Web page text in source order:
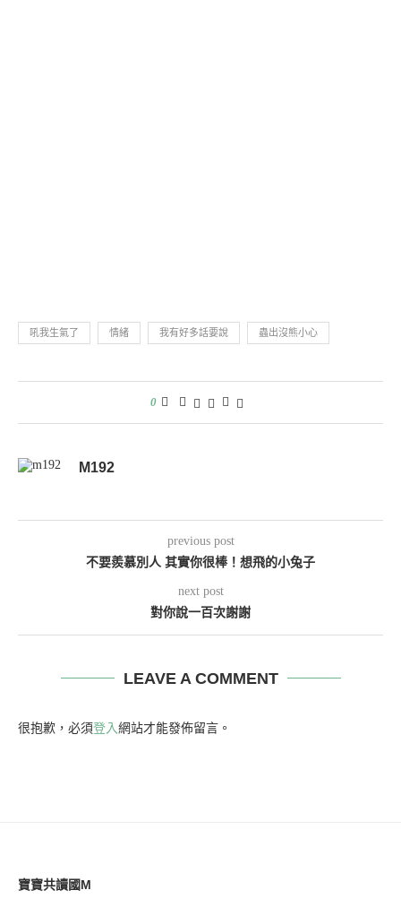
吼我生氣了 情緒 我有好多話要說 蟲出沒熊小心
0
M192
previous post
不要羨慕別人 其實你很棒！想飛的小兔子
next post
對你說一百次謝謝
LEAVE A COMMENT
很抱歉，必須登入 網站才能發佈留言。
寶寶共讀國M